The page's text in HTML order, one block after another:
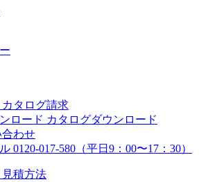
カタログ請求
カタログダウンロード
わせ
0120-017-580 （平日9：00〜17：30）
見積方法